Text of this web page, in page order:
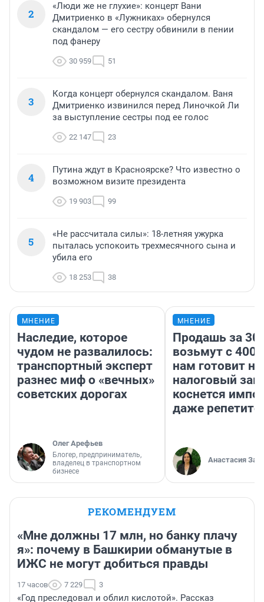
2
«Люди же не глухие»: концерт Вани
Дмитриенко в «Лужниках» обернулся
скандалом — его сестру обвинили в пении
под фанеру
30 959 51
3
Когда концерт обернулся скандалом. Ваня
Дмитриенко извинился перед Линочкой Ли
за выступление сестры под ее голос
22 147 23
4
Путина ждут в Красноярске? Что известно о
возможном визите президента
19 903 99
5
«Не рассчитала силы»: 18-летняя ужурка
пыталась успокоить трехмесячного сына и
убила его
18 253 38
МНЕНИЕ
Наследие, которое
чудом не развалилось:
транспортный эксперт
разнес миф о «вечных»
советских дорогах
Олег Арефьев
Блогер, предприниматель,
владелец в транспортном
бизнесе
МНЕНИЕ
Продашь за
возьмут с
нам готовит
налоговый
коснется
даже
Анастасия
РЕКОМЕНДУЕМ
«Мне должны 17 млн, но банку плачу
я»: почему в Башкирии обманутые в
ИЖС не могут добиться правды
17 часов 7 229 3
«Год преследовал и облил кислотой». Рассказ